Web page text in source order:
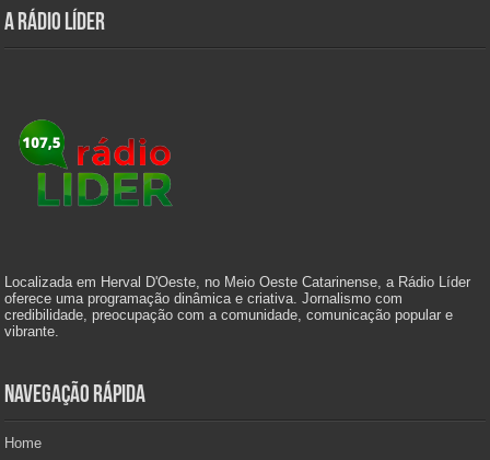
A Rádio Líder
Localizada em Herval D'Oeste, no Meio Oeste Catarinense, a Rádio Líder
oferece uma programação dinâmica e criativa. Jornalismo com
credibilidade, preocupação com a comunidade, comunicação popular e
vibrante.
Navegação Rápida
Home